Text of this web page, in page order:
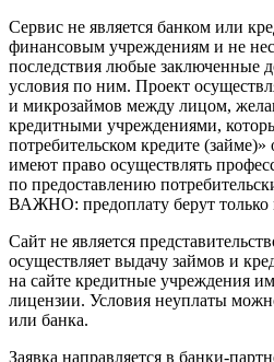
Сервис не является банком или
финансовым учреждениям и не
последствия любые заключенные
условия по ним. Проект
и микрозаймов между лицом,
кредитными учреждениями,
потребительском кредите
имеют право осуществлять
по предоставлению
ВАЖНО: предоплату берут
Сайт не является
осуществляет выдачу займов и
на сайте кредитные учреждения
лицензии. Условия неуплаты
или банка.
Заявка направляется в банки-